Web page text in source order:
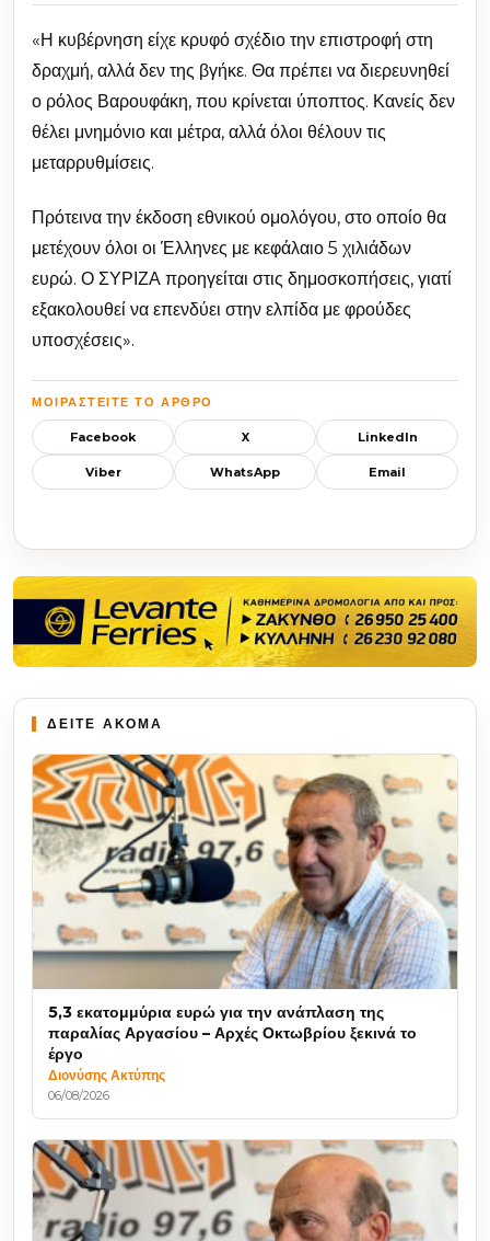
«Η κυβέρνηση είχε κρυφό σχέδιο την επιστροφή στη
δραχμή, αλλά δεν της βγήκε. Θα πρέπει να διερευνηθεί
ο ρόλος Βαρουφάκη, που κρίνεται ύποπτος. Κανείς δεν
θέλει μνημόνιο και μέτρα, αλλά όλοι θέλουν τις
μεταρρυθμίσεις.
Πρότεινα την έκδοση εθνικού ομολόγου, στο οποίο θα
μετέχουν όλοι οι Έλληνες με κεφάλαιο 5 χιλιάδων
ευρώ. Ο ΣΥΡΙΖΑ προηγείται στις δημοσκοπήσεις, γιατί
εξακολουθεί να επενδύει στην ελπίδα με φρούδες
υποσχέσεις».
ΜΟΙΡΑΣΤΕΊΤΕ ΤΟ ΆΡΘΡΟ
Facebook X LinkedIn
Viber WhatsApp Email
ΔΕΙΤΕ ΑΚΟΜΑ
5,3 εκατομμύρια ευρώ για την ανάπλαση της
παραλίας Αργασίου – Αρχές Οκτωβρίου ξεκινά το
έργο
Διονύσης Ακτύπης
06/08/2026